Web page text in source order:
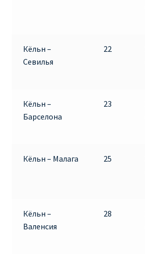
Кёльн –
Севилья
22
Кёльн –
Барселона
23
Кёльн – Малага 25
Кёльн –
Валенсия
28